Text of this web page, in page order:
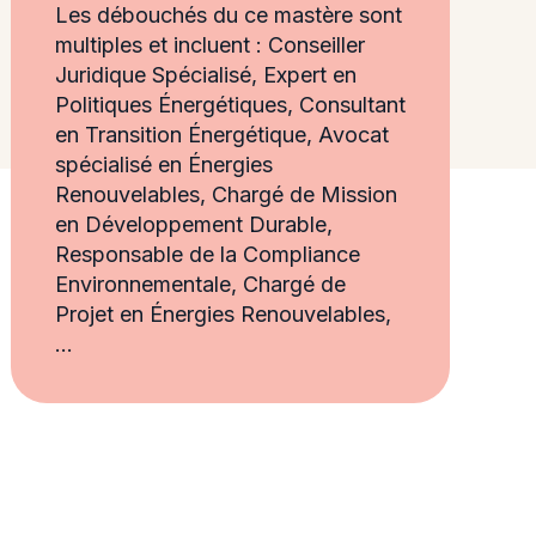
Les débouchés du ce mastère sont
multiples et incluent : Conseiller
Juridique Spécialisé, Expert en
Politiques Énergétiques, Consultant
en Transition Énergétique, Avocat
spécialisé en Énergies
Renouvelables, Chargé de Mission
en Développement Durable,
Responsable de la Compliance
Environnementale, Chargé de
Projet en Énergies Renouvelables,
…